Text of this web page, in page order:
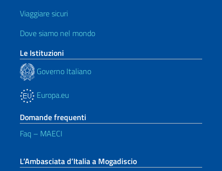
Viaggiare sicuri
Dove siamo nel mondo
Le Istituzioni
Governo Italiano
Europa.eu
Domande frequenti
Faq – MAECI
L’Ambasciata d’Italia a Mogadiscio